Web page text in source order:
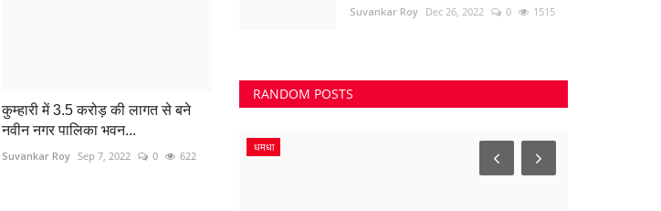
कुम्हारी में 3.5 करोड़ की लागत से बने
नवीन नगर पालिका भवन...
Suvankar Roy Sep 7, 2022 0 622
Suvankar Roy Dec 26, 2022 0 1515
RANDOM POSTS